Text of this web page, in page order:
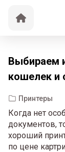
Выбираем
кошелек и
Принтеры
Когда нет
документов,
хороший
по цене